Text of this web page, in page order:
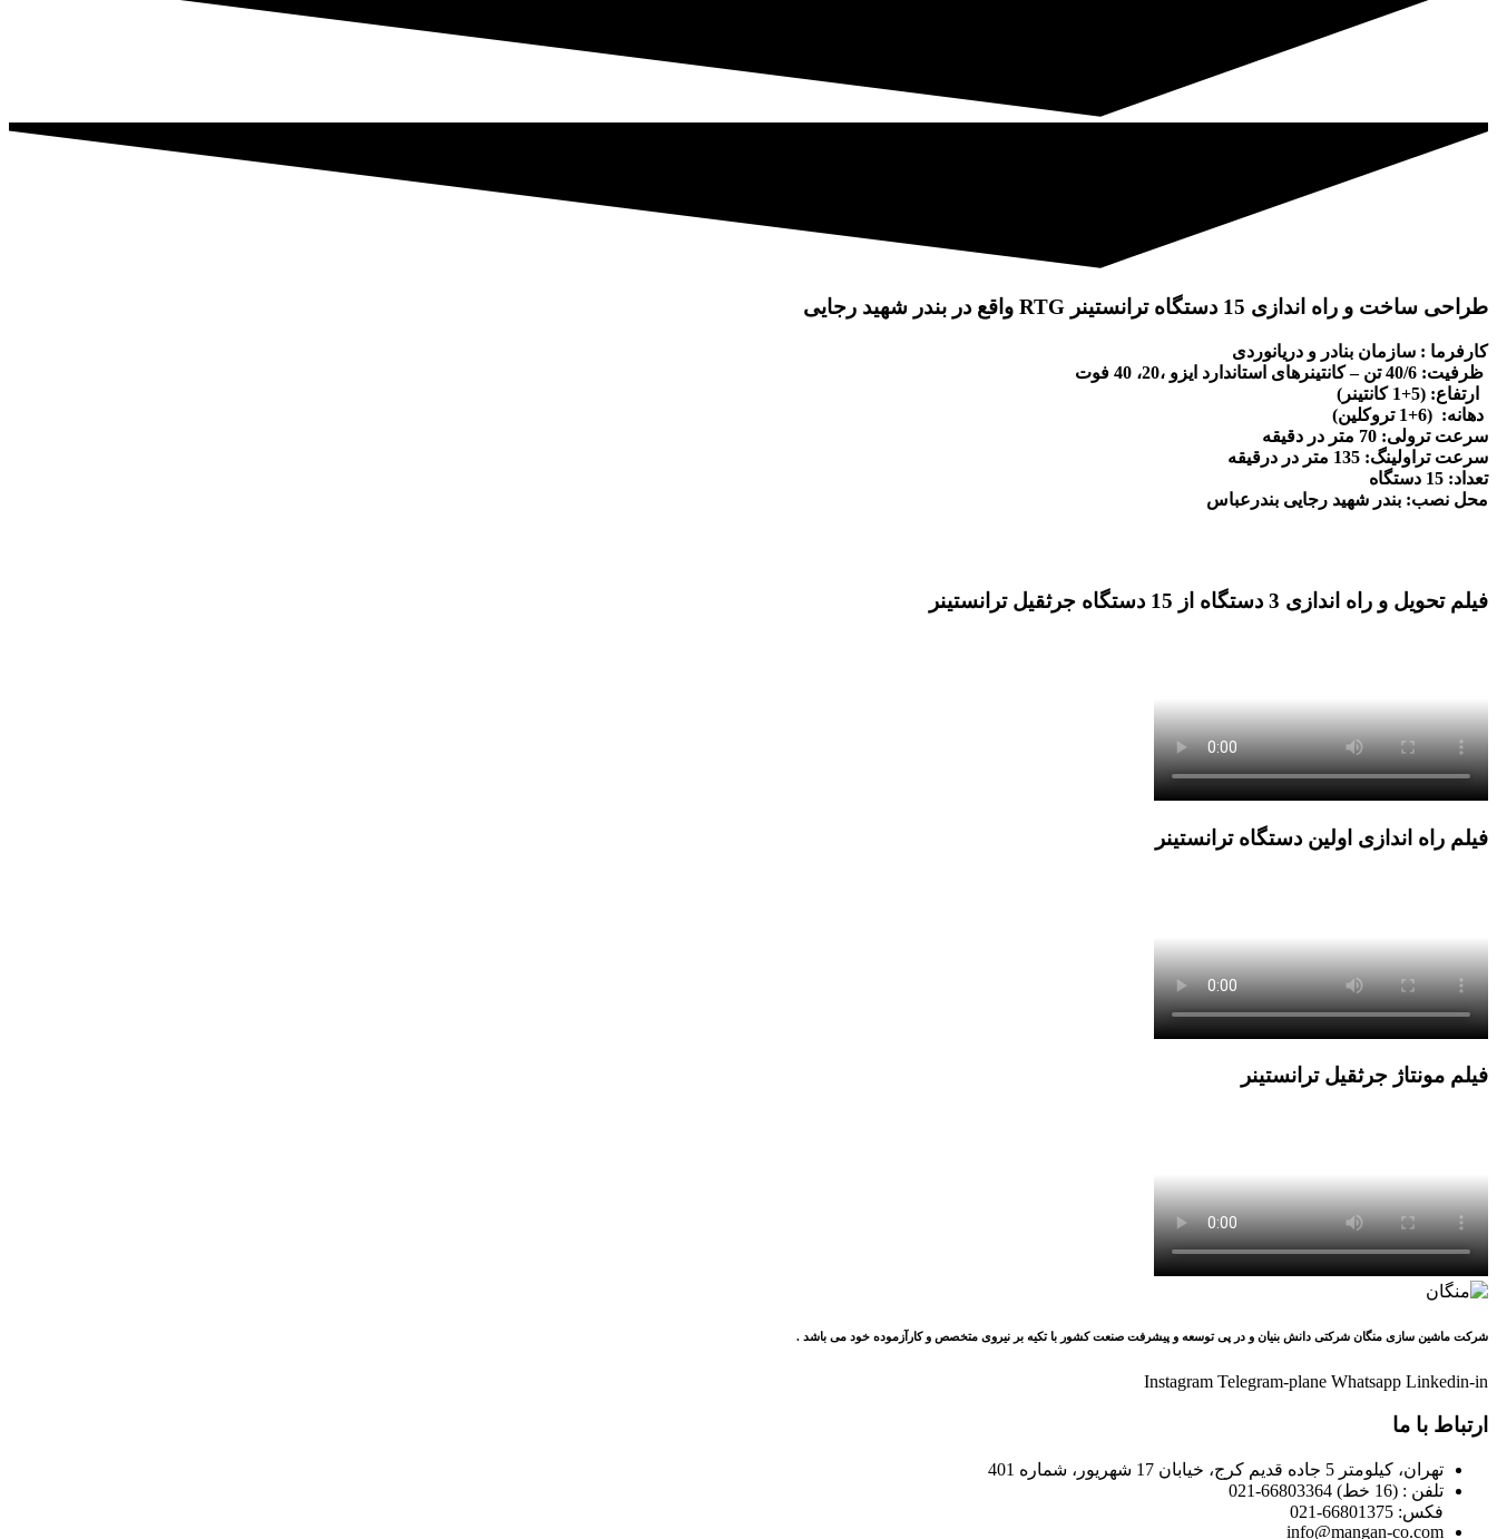
طراحی ساخت و راه اندازی 15 دستگاه ترانستینر RTG واقع در بندر شهید رجایی
كارفرما : سازمان بنادر و دريانوردی
ظرفيت: 40/6 تن – كانتينرهای استاندارد ايزو ،20، 40 فوت
ارتفاع: (5+1 كانتينر)
دهانه: (6+1 تروكلين)
سرعت ترولی: 70 متر در دقيقه
سرعت تراولينگ: 135 متر در درقيقه
تعداد: 15 دستگاه
محل نصب: بندر شهيد رجایی بندرعباس
فیلم تحویل و راه اندازی 3 دستگاه از 15 دستگاه جرثقیل ترانستینر
فیلم راه اندازی اولین دستگاه ترانستینر
فیلم مونتاژ جرثقیل ترانستینر
شرکت ماشین سازی منگان شرکتی دانش بنیان و در پی توسعه و پیشرفت صنعت کشور با تکیه بر نیروی متخصص و کارآزموده خود می باشد .
Instagram Telegram-plane Whatsapp Linkedin-in
ارتباط با ما
تهران، کیلومتر 5 جاده قدیم کرج، خیابان 17 شهریور، شماره 401
تلفن : (16 خط) 66803364-021
فکس: 66801375-021
info@mangan-co.com